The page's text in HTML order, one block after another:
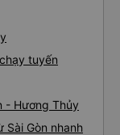
tuyến
- Hương Thủy
Gòn nhanh